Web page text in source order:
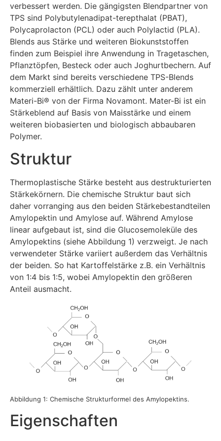
verbessert werden. Die gängigsten Blendpartner von
TPS sind Polybutylenadipat-terepthalat (PBAT),
Polycaprolacton (PCL) oder auch Polylactid (PLA).
Blends aus Stärke und weiteren Biokunststoffen
finden zum Beispiel ihre Anwendung in Tragetaschen,
Pflanztöpfen, Besteck oder auch Joghurtbechern. Auf
dem Markt sind bereits verschiedene TPS-Blends
kommerziell erhältlich. Dazu zählt unter anderem
Materi-Bi® von der Firma Novamont. Mater-Bi ist ein
Stärkeblend auf Basis von Maisstärke und einem
weiteren biobasierten und biologisch abbaubaren
Polymer.
Struktur
Thermoplastische Stärke besteht aus destrukturierten
Stärkekörnern. Die chemische Struktur baut sich
daher vorranging aus den beiden Stärkebestandteilen
Amylopektin und Amylose auf. Während Amylose
linear aufgebaut ist, sind die Glucosemoleküle des
Amylopektins (siehe Abbildung 1) verzweigt. Je nach
verwendeter Stärke variiert außerdem das Verhältnis
der beiden. So hat Kartoffelstärke z.B. ein Verhältnis
von 1:4 bis 1:5, wobei Amylopektin den größeren
Anteil ausmacht.
Abbildung 1: Chemische Strukturformel des Amylopektins.
Eigenschaften